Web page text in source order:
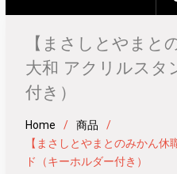
【まさしとやまと
大和 アクリルスタ
付き）
Home
商品
【まさしとやまとのみかん
ド（キーホルダー付き）